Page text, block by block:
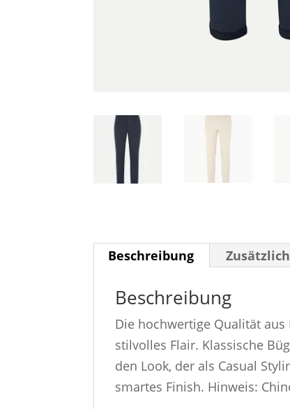
Beschreibung
Beschreibung
Die hochwertige Qualität
stilvolles Flair. Klassische
den Look, der als Casual
smartes Finish. Hinweis: